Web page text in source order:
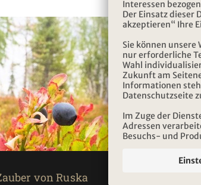
von Ruska